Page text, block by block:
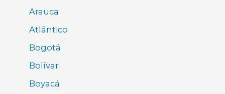
Arauca
Atlántico
Bogotá
Bolívar
Boyacá